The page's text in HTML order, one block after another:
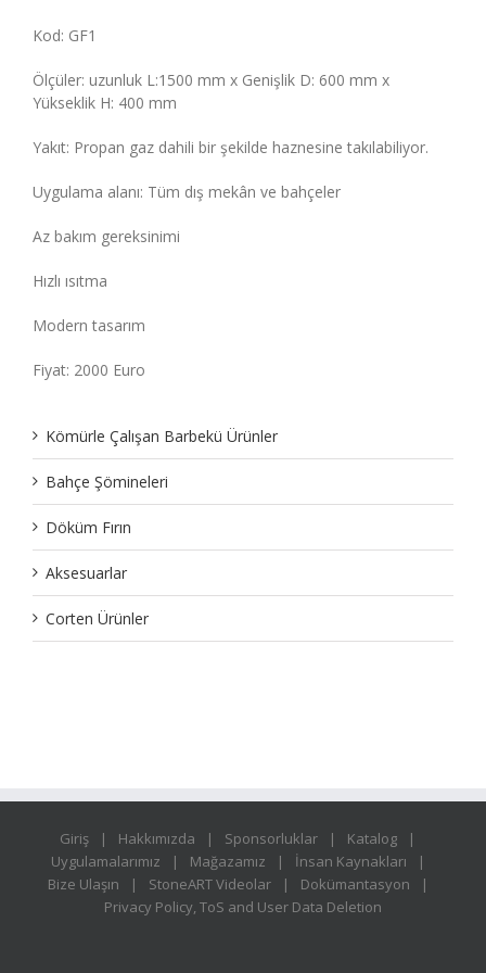
Kod: GF1
Ölçüler: uzunluk L:1500 mm x Genişlik D: 600 mm x
Yükseklik H: 400 mm
Yakıt: Propan gaz dahili bir şekilde haznesine takılabiliyor.
Uygulama alanı: Tüm dış mekân ve bahçeler
Az bakım gereksinimi
Hızlı ısıtma
Modern tasarım
Fiyat: 2000 Euro
Kömürle Çalışan Barbekü Ürünler
Bahçe Şömineleri
Döküm Fırın
Aksesuarlar
Corten Ürünler
Giriş Hakkımızda Sponsorluklar
Katalog
Uygulamalarımız
Mağazamız
İnsan Kaynakları
Bize Ulaşın
StoneART Videolar
Dokümantasyon
Privacy Policy, ToS and User Data Deletion